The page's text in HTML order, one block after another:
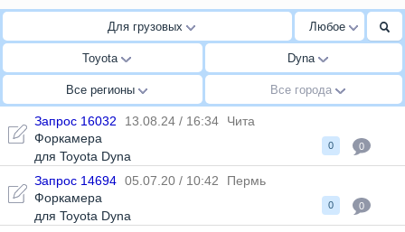
Для грузовых Любое
Toyota Dyna
Все регионы Все города
Запрос 16032 13.08.24 / 16:34
Чита
Форкамера
для Toyota Dyna
0 0
Запрос 14694 05.07.20 / 10:42
Пермь
Форкамера
для Toyota Dyna
0 0